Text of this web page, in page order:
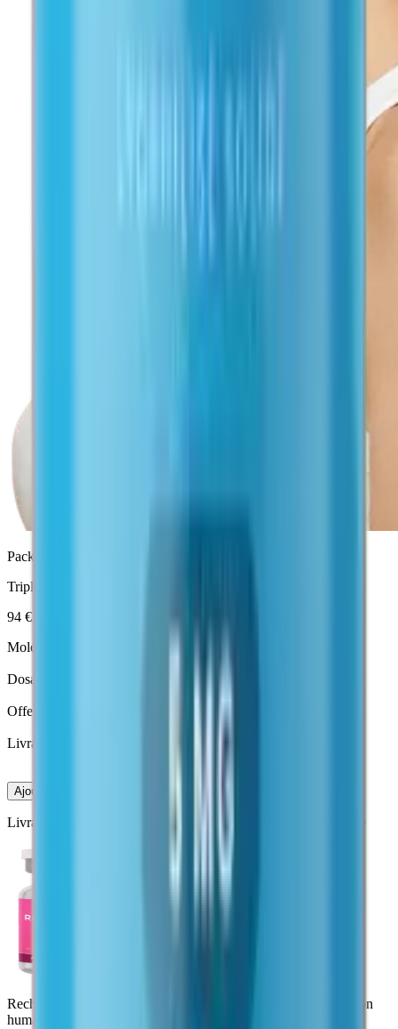
Pack Rétatrutide
Triple agoniste
94 €
Molécule
Dosage
Offert
Livraison
Ajouter au panier
Livraison suivie
Recherche in vitro uniquement — non destiné à la consommation
humaine.